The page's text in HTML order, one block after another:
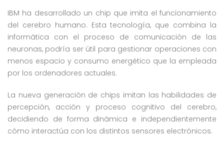
IBM ha desarrollado un chip que imita el funcionamiento
del cerebro humano. Esta tecnología, que combina la
informática con el proceso de comunicación de las
neuronas, podría ser útil para gestionar operaciones con
menos espacio y consumo energético que la empleada
por los ordenadores actuales.
La nueva generación de chips imitan las habilidades de
percepción, acción y proceso cognitivo del cerebro,
decidiendo de forma dinámica e independientemente
cómo interactúa con los distintos sensores electrónicos.